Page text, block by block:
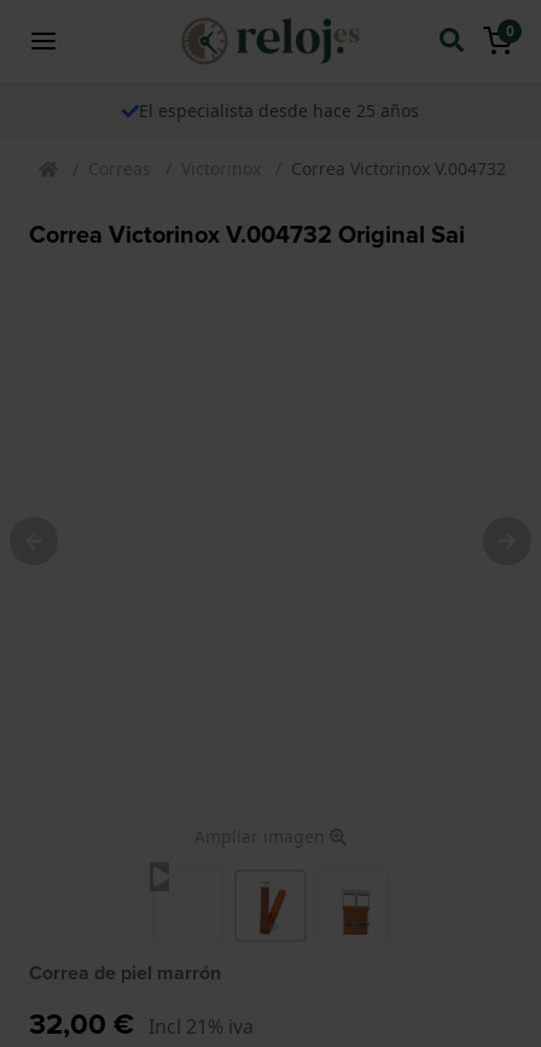
0
El especialista desde hace 25 años
Correas Victorinox Correa Victorinox V.004732
Correa Victorinox V.004732 Original Sai
Ampliar imagen
Correa de piel marrón
32,00 € Incl 21% iva